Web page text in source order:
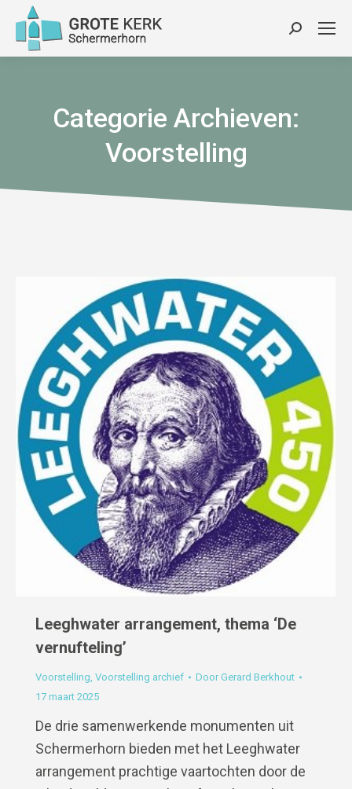
Zoeken:
Categorie Archieven:
Voorstelling
Leeghwater arrangement, thema ‘De
vernufteling’
Voorstelling, Voorstelling archief DoorGerard Berkhout
17 maart 2025
De drie samenwerkende monumenten uit
Schermerhorn bieden met het Leeghwater
arrangement prachtige vaartochten door de